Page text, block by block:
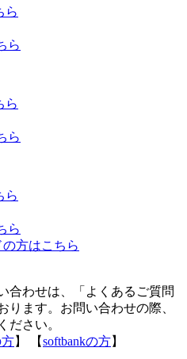
ら
ら
ら
ら
ら
ら
方はこちら
合わせは、「よくあるご質問
ります。お問い合わせの際、
ださい。
方】 【softbankの方】